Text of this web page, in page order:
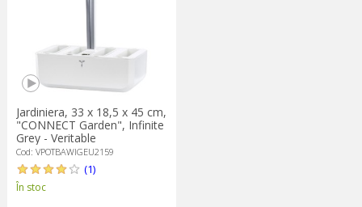
Jardiniera, 33 x 18,5 x 45 cm,
"CONNECT Garden", Infinite
Grey - Veritable
Cod: VPOTBAWIGEU2159
(1)
În stoc